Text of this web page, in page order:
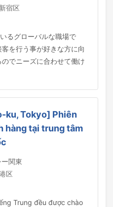
宿区
るグローバルな職場で
を行う事が好きな方に向
でニーズに合わせて働け
ku, Tokyo] Phiên
hàng tại trung tâm
関東
区
Trung đều được chào